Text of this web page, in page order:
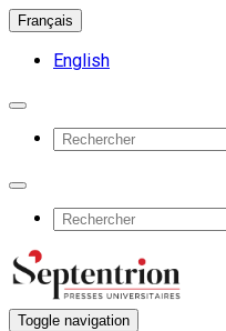
Français
English
Toggle navigation